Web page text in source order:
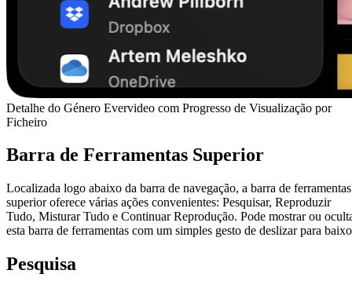
Detalhe do Género Evervideo com Progresso de Visualização por
Ficheiro
Barra de Ferramentas Superior
Localizada logo abaixo da barra de navegação, a barra de ferramentas
superior oferece várias ações convenientes: Pesquisar, Reproduzir
Tudo, Misturar Tudo e Continuar Reprodução. Pode mostrar ou
esta barra de ferramentas com um simples gesto de deslizar para
Pesquisa